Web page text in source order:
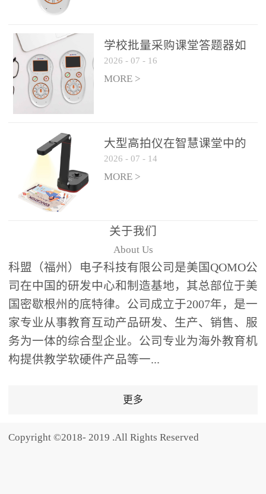
免打断课堂连贯性。无论
点讲解互动，还是课后即
时反馈，QVote 都能灵活
适配不同教学环节需求，
让教师专注于教学内容本
身，而非技术操作。多元
热情QVote 提供了丰富的
互动功能矩阵，满足不同
学科、不同教学目标的互
动需求：即时答题：支持
单选题、多选题、判断题
等基础题型，学生通过答
题器快速响应，系统实时
统计答题数据并生成可视
化图表，让教师瞬间掌握
学生知识掌握情况。主观
反馈：包含简答题、观点
阐述等开放式互动，鼓励
学生自由表达思考过程，
培养批判性思维与表达能
功能增加课堂趣味性，同
学校批量采购课堂答题器如
何选厂家
2026 - 07 - 16
MORE >
大型高拍仪在智慧课堂中的
实际应用
2026 - 07 - 14
MORE >
关于我们
About Us
科盟（福州）电子科技有限公司是美国QOMO公
司在中国的研发中心和制造基地，其总部位于美
国密歇根州的底特律。公司成立于2007年，是一
家专业从事教育互动产品研发、生产、销售、服
务为一体的综合型企业。公司专业为海外教育机
构提供教学软硬件产品等一...
更多
Copyright ©2018- 2019 .All Rights Reserved